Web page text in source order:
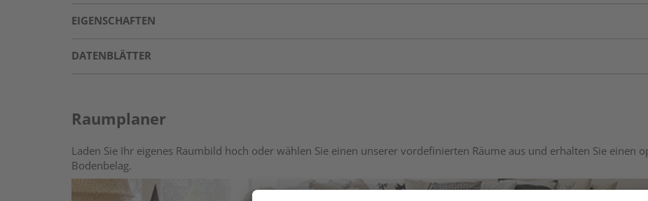
EIGENSCHAFTEN
DATENBLÄTTER
Raumplaner
Laden Sie Ihr eigenes Raumbild hoch oder wählen Sie einen unserer vordefinierten Räume aus und erhalten Sie einen
Bodenbelag.